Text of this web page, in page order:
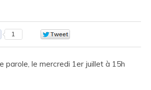
1
parole, le mercredi 1er juillet à 15h